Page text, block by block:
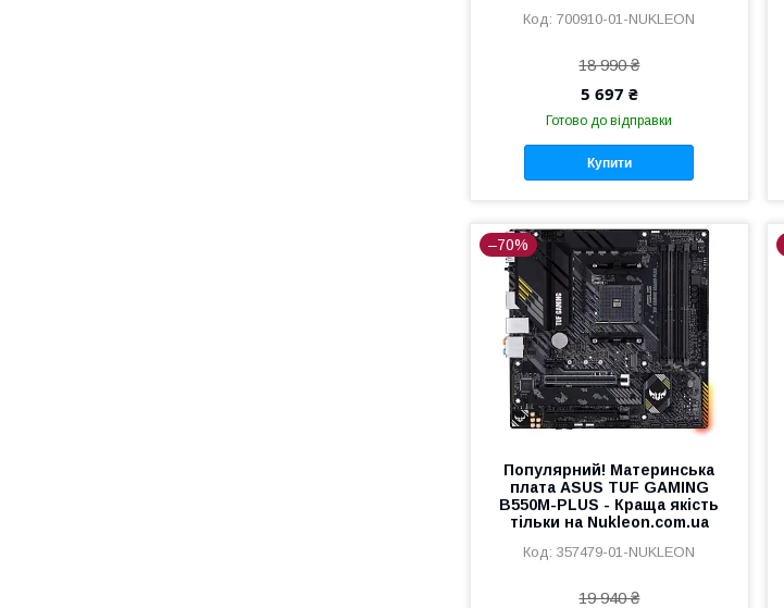
700910-01-NUKLEON
18 990 ₴
5 697 ₴
Готово до відправки
Купити
–70%
Популярний! Материнська
плата ASUS TUF GAMING
B550M-PLUS - Краща якість
тільки на Nukleon.com.ua
357479-01-NUKLEON
19 940 ₴